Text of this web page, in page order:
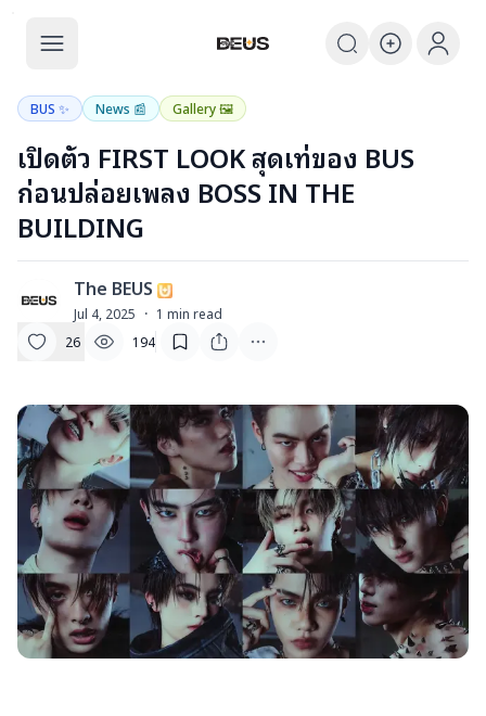
The BEUS
The BEUS - แหล่งรวมชุมชนแฟนค
BUS ✨ News 📰 Gallery 🖼️
เปิดตัว FIRST LOOK สุดเท่ของ BUS
ก่อนปล่อยเพลง BOSS IN THE
BUILDING
T The BEUS
Jul 4, 2025 · 1 min read
26
194